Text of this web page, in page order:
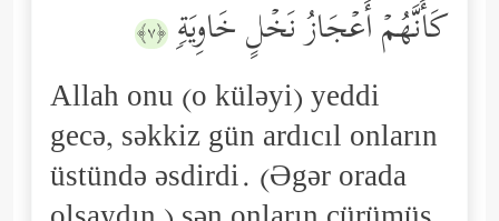
كَأَنَّهُمۡ أَعۡجَازُ نَخۡلٍ خَاوِیَةࣲ ﴿٧﴾
Allah onu (o küləyi) yeddi
gecə, səkkiz gün ardıcıl onların
üstündə əsdirdi. (Əgər orada